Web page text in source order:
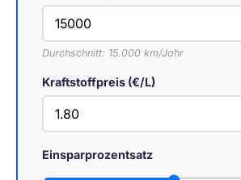
Durchschnitt: 15.000 km/Jahr
Kraftstoffpreis (€/L)
Einsparprozentsatz